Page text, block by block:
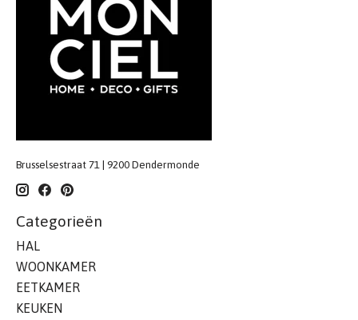
Brusselsestraat 71 | 9200 Dendermonde
Categorieën
HAL
WOONKAMER
EETKAMER
KEUKEN